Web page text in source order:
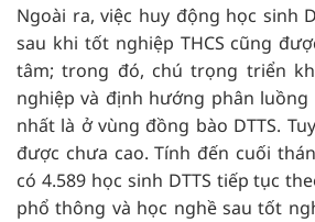
Ngoài ra, việc huy động học sinh
sau khi tốt nghiệp THCS cũng
tâm; trong đó, chú trọng triển
nghiệp và định hướng phân luồng
nhất là ở vùng đồng bào DTTS.
được chưa cao. Tính đến cuối
có 4.589 học sinh DTTS tiếp tục
phổ thông và học nghề sau tốt